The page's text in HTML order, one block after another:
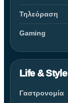
Τηλεόραση
Gaming
Life & Style
Γαστρονομία